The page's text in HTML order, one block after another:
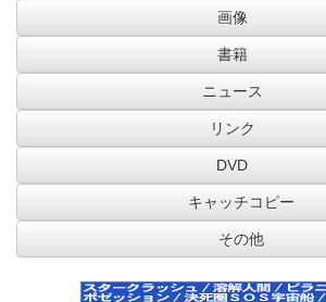
画像
書籍
ニュース
リンク
DVD
キャッチコピー
その他